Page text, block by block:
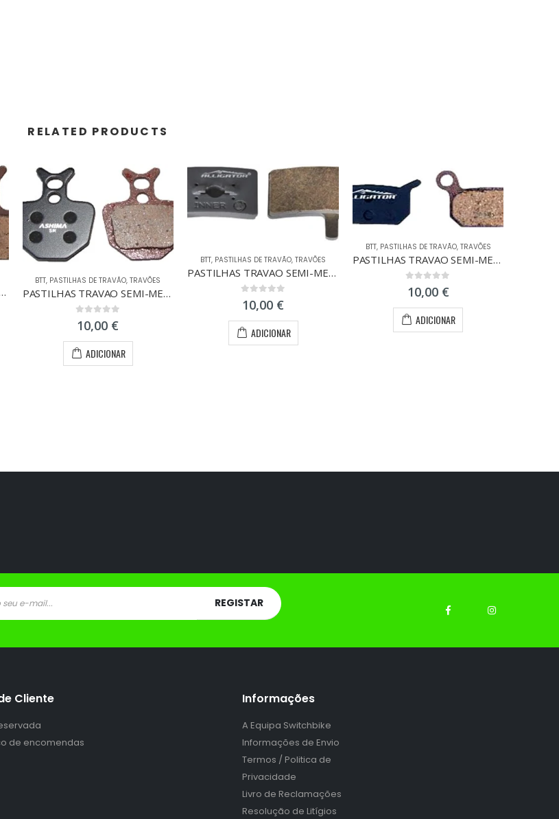
RELATED PRODUCTS
FORMULA MEGA/ONE/RX
BTT, PASTILHAS DE TRAVÃO,TRAVÕES
PASTILHAS TRAVAO SEMI-METAL FORMULA ORO
0out of 5
10,00 €
ADICIONAR
BTT, PASTILHAS DE TRAVÃO, TRAVÕES
PASTILHAS TRAVAO SEMI-METAL HAYES STROKER TRAIL
0out of 5
10,00 €
ADICIONAR
BTT, PASTILHAS DE TRAVÃO, TRAVÕES
PASTILHAS TRAVAO SEMI-METAL FORMULA B4
0out of 5
10,00 €
ADICIONAR
Cliente
de encomendas
Informações
A Equipa Switchbike
Informações de Envio
Termos / Politica de
Privacidade
Livro de Reclamações
Resolução de Litígios